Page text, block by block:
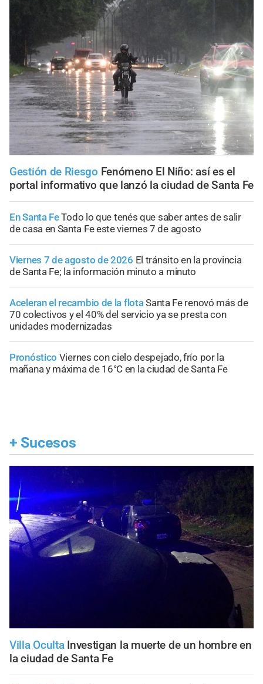
Gestión de Riesgo Fenómeno El Niño: así es el
portal informativo que lanzó la ciudad de Santa Fe
En Santa FeTodo lo que tenés que saber antes de salir
de casa en Santa Fe este viernes 7 de agosto
Viernes 7 de agosto de 2026 El tránsito en la provincia
de Santa Fe; la información minuto a minuto
Aceleran el recambio de la flotaSanta Fe renovó más de
70 colectivos y el 40% del servicio ya se presta con
unidades modernizadas
Pronóstico Viernes con cielo despejado, frío por la
mañana y máxima de 16°C en la ciudad de Santa Fe
+ Sucesos
Villa Oculta Investigan la muerte de un hombre en
la ciudad de Santa Fe